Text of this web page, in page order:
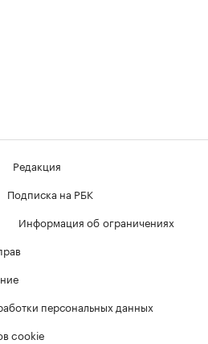
Редакция
Подписка на РБК
Информация об ограничениях
персональных данных
cookie